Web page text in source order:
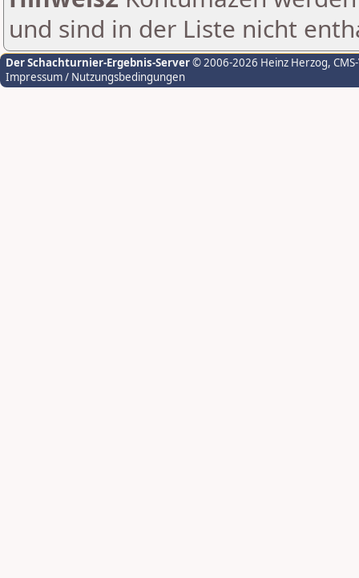
und sind in der Liste nicht
Der Schachturnier-Ergebnis-Server© 2006-2026 Heinz Herzog,
Impressum / Nutzungsbedingungen